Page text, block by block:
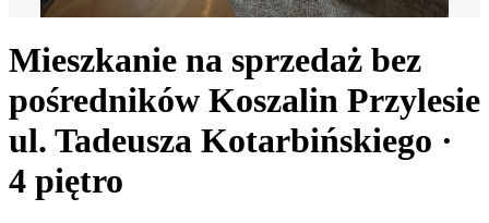
Mieszkanie na sprzedaż bez
pośredników Koszalin Przylesie
ul. Tadeusza Kotarbińskiego ·
4 piętro